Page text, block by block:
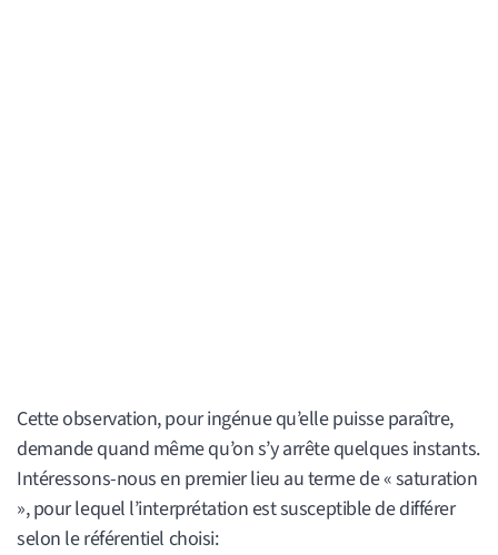
Cette observation, pour ingénue qu’elle puisse paraître,
demande quand même qu’on s’y arrête quelques instants.
Intéressons-nous en premier lieu au terme de « saturation
», pour lequel l’interprétation est susceptible de différer
selon le référentiel choisi: